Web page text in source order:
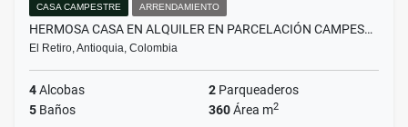
CASA CAMPESTRE ARRENDAMIENTO
HERMOSA CASA EN ALQUILER EN PARCELACIÓN CAMPES…
El Retiro, Antioquia, Colombia
4Alcobas 2 Parqueaderos
5 Baños 360Área m2